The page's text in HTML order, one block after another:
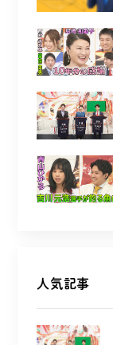
人気記事